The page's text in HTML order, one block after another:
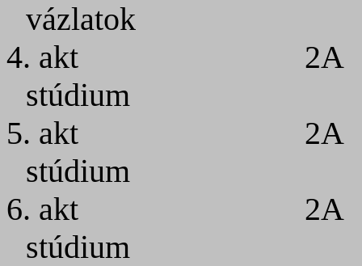
vázlatok
4. akt
2A
stúdium
5. akt
2A
stúdium
6. akt
2A
stúdium